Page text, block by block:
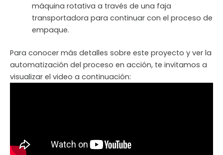
máquina rotativa a través de una faja
transportadora para continuar con el proceso de
empaque.
Para conocer más detalles sobre este proyecto y ver la
automatización del proceso en acción, te invitamos a
visualizar el video a continuación: